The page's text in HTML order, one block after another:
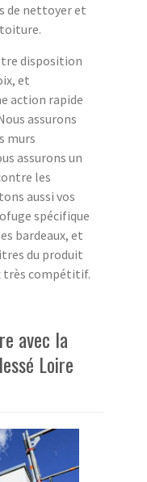
de nettoyer et
disposition
et
action rapide
assurons
murs
assurons un
les
aussi vos
spécifique
bardeaux, et
du produit
très compétitif.
avec la
Loire